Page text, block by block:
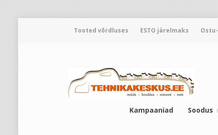
Tooted võrdluses ESTO järelmaks
Kampaaniad Soodus